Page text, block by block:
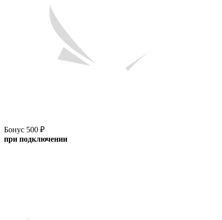
Бонус 500 ₽
при подключении